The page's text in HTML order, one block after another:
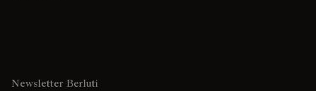
Newsletter Berluti